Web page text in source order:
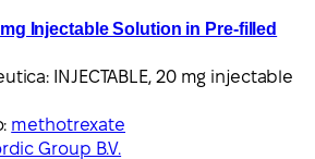
mg Injectable Solution in Pre-filled
INJECTABLE, 20 mg injectable
methotrexate
Group B.V.